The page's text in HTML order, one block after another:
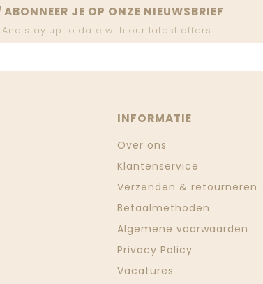
ABONNEER JE OP ONZE NIEUWSBRIEF
And stay up to date with our latest offers
INFORMATIE
Over ons
Klantenservice
Verzenden & retourneren
Betaalmethoden
Algemene voorwaarden
Privacy Policy
Vacatures